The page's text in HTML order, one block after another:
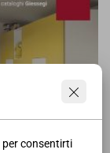
per consentirti